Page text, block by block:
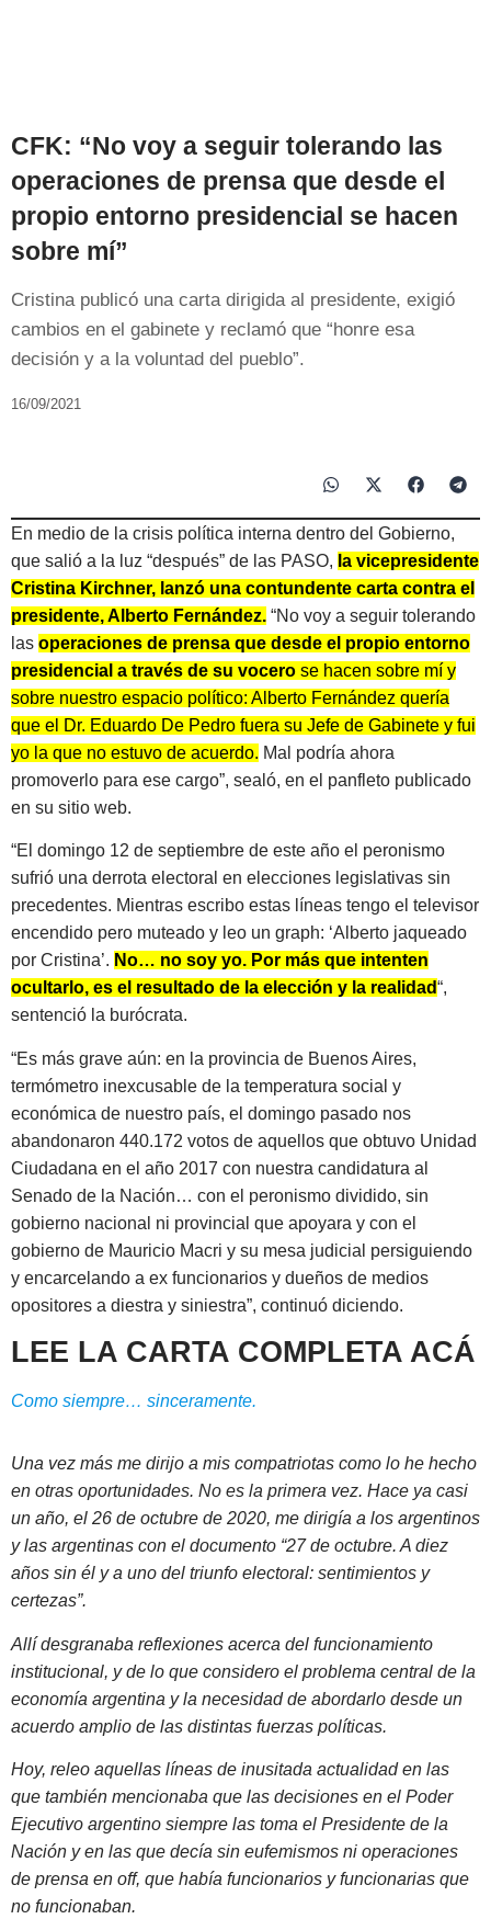
CFK: “No voy a seguir tolerando las
operaciones de prensa que desde el
propio entorno presidencial se hacen
sobre mí”
Cristina publicó una carta dirigida al presidente, exigió
cambios en el gabinete y reclamó que “honre esa
decisión y a la voluntad del pueblo”.
16/09/2021
En medio de la crisis política interna dentro del Gobierno,
que salió a la luz “después” de las PASO, la vicepresidente
Cristina Kirchner, lanzó una contundente carta contra el
presidente, Alberto Fernández. “No voy a seguir tolerando
las operaciones de prensa que desde el propio entorno
presidencial a través de su vocero se hacen sobre mí y
sobre nuestro espacio político: Alberto Fernández quería
que el Dr. Eduardo De Pedro fuera su Jefe de Gabinete y fui
yo la que no estuvo de acuerdo. Mal podría ahora
promoverlo para ese cargo”, sealó, en el panfleto publicado
en su sitio web.
“El domingo 12 de septiembre de este año el peronismo
sufrió una derrota electoral en elecciones legislativas sin
precedentes. Mientras escribo estas líneas tengo el televisor
encendido pero muteado y leo un graph: ‘Alberto jaqueado
por Cristina’. No… no soy yo. Por más que intenten
ocultarlo, es el resultado de la elección y la realidad“,
sentenció la burócrata.
“Es más grave aún: en la provincia de Buenos Aires,
termómetro inexcusable de la temperatura social y
económica de nuestro país, el domingo pasado nos
abandonaron 440.172 votos de aquellos que obtuvo Unidad
Ciudadana en el año 2017 con nuestra candidatura al
Senado de la Nación… con el peronismo dividido, sin
gobierno nacional ni provincial que apoyara y con el
gobierno de Mauricio Macri y su mesa judicial persiguiendo
y encarcelando a ex funcionarios y dueños de medios
opositores a diestra y siniestra”, continuó diciendo.
LEE LA CARTA COMPLETA ACÁ
Como siempre… sinceramente.
Una vez más me dirijo a mis compatriotas como lo he hecho
en otras oportunidades. No es la primera vez. Hace ya casi
un año, el 26 de octubre de 2020, me dirigía a los argentinos
y las argentinas con el documento “27 de octubre. A diez
años sin él y a uno del triunfo electoral: sentimientos y
certezas”.
Allí desgranaba reflexiones acerca del funcionamiento
institucional, y de lo que considero el problema central de la
economía argentina y la necesidad de abordarlo desde un
acuerdo amplio de las distintas fuerzas políticas.
Hoy, releo aquellas líneas de inusitada actualidad en las
que también mencionaba que las decisiones en el Poder
Ejecutivo argentino siempre las toma el Presidente de la
Nación y en las que decía sin eufemismos ni operaciones
de prensa en off, que había funcionarios y funcionarias que
no funcionaban.